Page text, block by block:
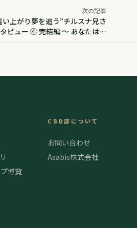
次の記事
上がり夢を追う”チルスナ兄さ
ュー ④ 完結編 〜 あなたはあ
なたで大丈夫 〜
博覧
CBD部について
お問い合わせ
Asabis株式会社